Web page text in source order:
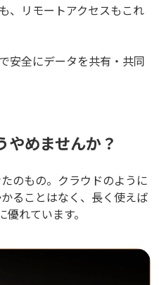
、リモートアクセスもこれ
安全にデータを共有・共同
やめませんか？
のもの。クラウドのように
ることはなく、長く使えば
れています。